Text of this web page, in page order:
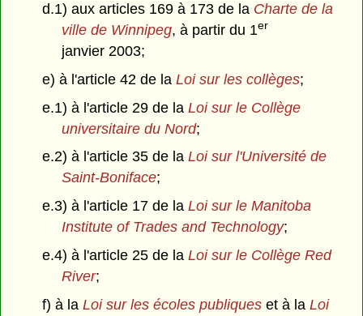
d.1) aux articles 169 à 173 de la Charte de la
ville de Winnipeg, à partir du 1er
janvier 2003;
e) à l'article 42 de la Loi sur les collèges;
e.1) à l'article 29 de la Loi sur le Collège
universitaire du Nord;
e.2) à l'article 35 de la Loi sur l'Université de
Saint-Boniface;
e.3) à l'article 17 de la Loi sur le Manitoba
Institute of Trades and Technology;
e.4) à l'article 25 de la Loi sur le Collège Red
River;
f) à la Loi sur les écoles publiqueset à la Loi